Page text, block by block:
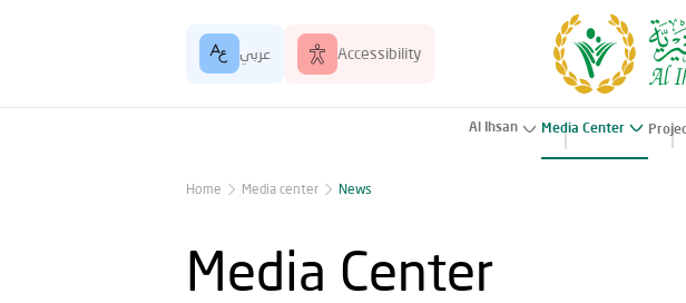
عربي Accessibility
Al Ihsan Media Center
Home Media center News
Media Center